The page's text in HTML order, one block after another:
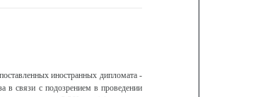
иностранных дипломата -
в связи с подозрением в проведении